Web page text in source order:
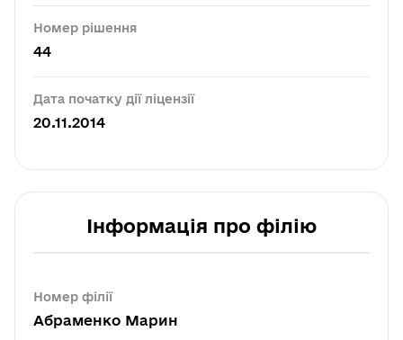
Номер рішення
44
Дата початку дії ліцензії
20.11.2014
Інформація про філію
Номер філії
Абраменко Марин